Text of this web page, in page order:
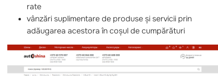
rate
vânzări suplimentare de produse și servicii prin
adăugarea acestora în coșul de cumpărături